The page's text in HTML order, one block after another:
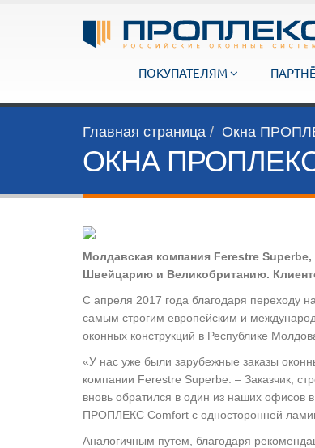
ПОКУПАТЕЛЯМ
Главная страница Окна
ОКНА
Молдавская компания Ferestre
Швейцарию и Великобританию.
С апреля 2017 года благодаря переходу
самым строгим европейским и
оконных конструкций в Республике
«У нас уже были зарубежные заказы
компании Ferestre Superbe. – Заказчик,
вновь обратился в один из наших офисов
ПРОПЛЕКС Comfort с односторонней
Аналогичным путем, благодаря